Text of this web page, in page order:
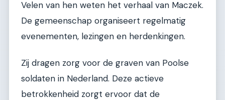
Velen van hen weten het verhaal van Maczek.
De gemeenschap organiseert regelmatig
evenementen, lezingen en herdenkingen.
Zij dragen zorg voor de graven van Poolse
soldaten in Nederland. Deze actieve
betrokkenheid zorgt ervoor dat de